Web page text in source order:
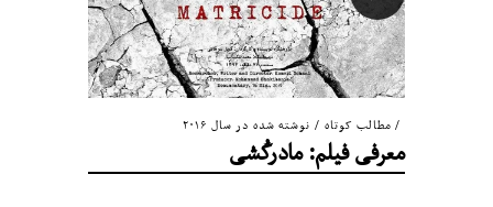
مطالب کوتاه / نوشته شده در سال ۲۰۱۶
معرفی فیلم: مادرکُشی